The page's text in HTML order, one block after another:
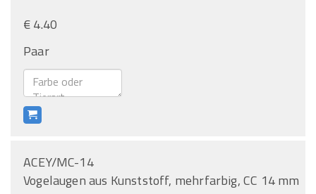
€ 4.40
Paar
ACEY/MC-14
Vogelaugen aus Kunststoff, mehrfarbig, CC 14 mm